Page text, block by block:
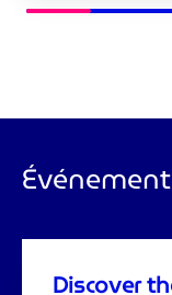
Discover